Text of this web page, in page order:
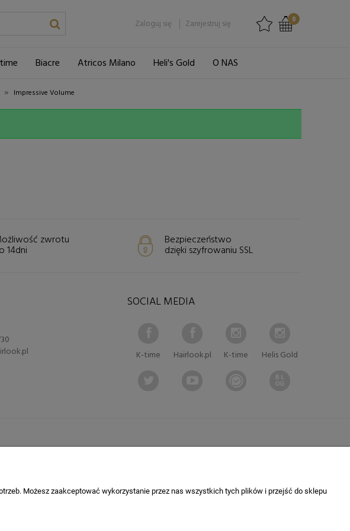
Zaloguj się Zarejestruj się 0
Biacre Atricos Milano Heli's Gold O NAS
» Impressive Volume
zwrotu
14dni
Bezpieczeństwo
dzięki szyfrowaniu SSL
SOCIAL MEDIA
K-time Hairlook.pl K-time Helis Gold
Możesz zaakceptować wykorzystanie przez nas wszystkich tych plików i przejść do sklepu